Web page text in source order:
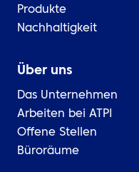
Produkte
Nachhaltigkeit
Über uns
Das Unternehmen
Arbeiten bei ATPI
Offene Stellen
Büroräume